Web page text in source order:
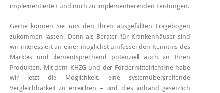
implementierten und noch zu implementierenden Leistungen.
Gerne können Sie uns den Ihren ausgefüllten Fragebogen
zukommen lassen. Denn als Berater für Krankenhäuser sind
wir interessiert an einer möglichst umfassenden Kenntnis des
Marktes und dementsprechend potenziell auch an Ihren
Produkten. Mit dem KHZG und der Fördermittelrichtline habe
wir jetzt die Möglichkeit, eine systemübergreifende
Vergleichbarkeit zu erreichen – und dies anhand gesetzlich